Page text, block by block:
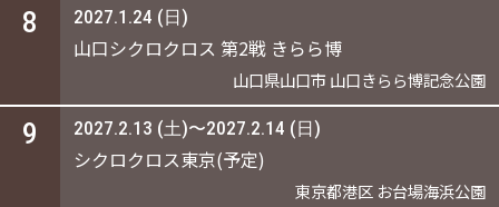
8 2027.1.24 (日)
山口シクロクロス 第2戦 きらら博
山口県山口市 山口きらら博記念公園
9 2027.2.13 (土)〜2027.2.14 (日)
シクロクロス東京(予定)
東京都港区 お台場海浜公園